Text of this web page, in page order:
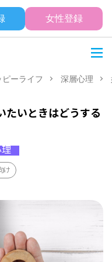
女性登録
ピーライフ 深層心理
たいときはどうする
け